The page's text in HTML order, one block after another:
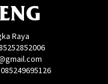
Raya